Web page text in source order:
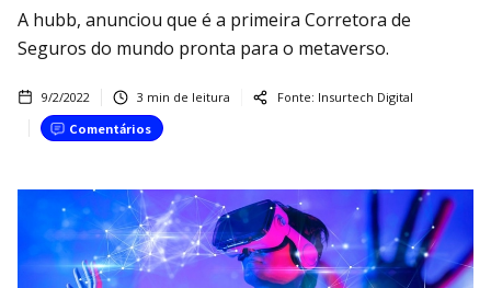
A hubb, anunciou que é a primeira Corretora de
Seguros do mundo pronta para o metaverso.
9/2/2022 3 min de leitura Fonte: Insurtech Digital
Comentários